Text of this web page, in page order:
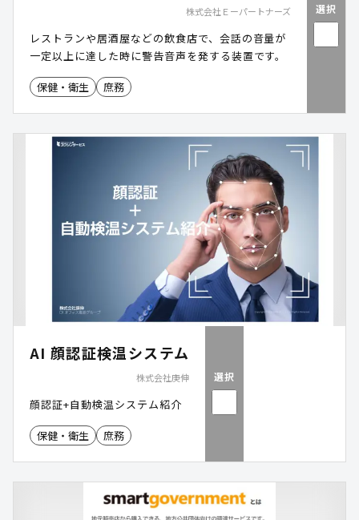
株式会社Ｅーパートナーズ
レストランや居酒屋などの飲食店で、会話の音量が
一定以上に達した時に警告音声を発する装置です。
保健・衛生 庶務
選択
AI 顔認証検温システム
株式会社庚伸
顔認証+自動検温システム紹介
保健・衛生 庶務
選択